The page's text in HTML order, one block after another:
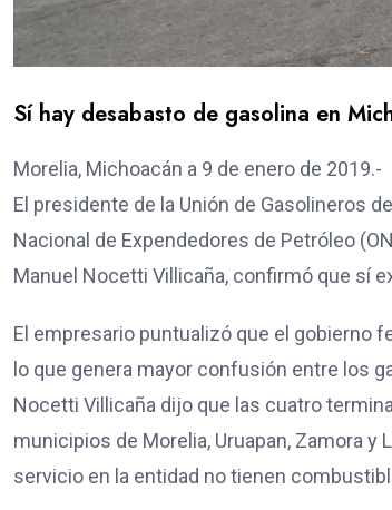
Sí hay desabasto de gasolina en
Morelia, Michoacán a 9 de enero de 2019.-
El presidente de la Unión de Gasolineros
Nacional de Expendedores de Petróleo
Manuel Nocetti Villicaña, confirmó que sí
El empresario puntualizó que el gobierno
lo que genera mayor confusión entre los
Nocetti Villicaña dijo que las cuatro
municipios de Morelia, Uruapan, Zamora y
servicio en la entidad no tienen